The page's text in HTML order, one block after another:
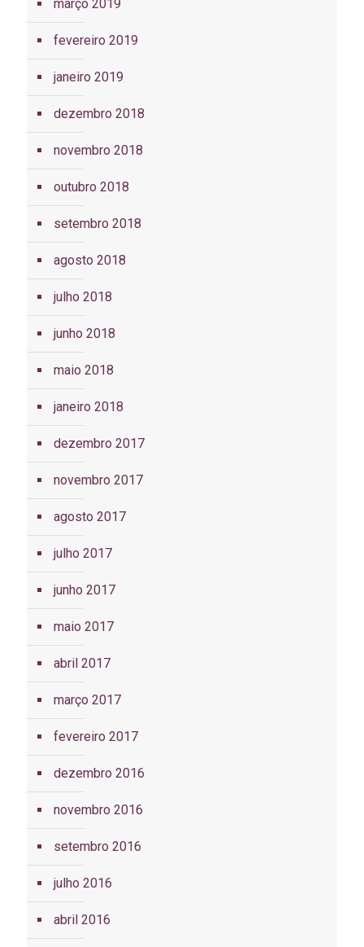
março 2019
fevereiro 2019
janeiro 2019
dezembro 2018
novembro 2018
outubro 2018
setembro 2018
agosto 2018
julho 2018
junho 2018
maio 2018
janeiro 2018
dezembro 2017
novembro 2017
agosto 2017
julho 2017
junho 2017
maio 2017
abril 2017
março 2017
fevereiro 2017
dezembro 2016
novembro 2016
setembro 2016
julho 2016
abril 2016